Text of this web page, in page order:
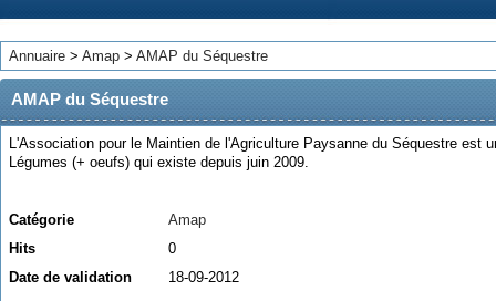
Annuaire > Amap > AMAP du Séquestre
AMAP du Séquestre
L'Association pour le Maintien de l'Agriculture Paysanne du Séquestre est
Légumes (+ oeufs) qui existe depuis juin 2009.
Catégorie
Amap
Hits
0
Date de validation
18-09-2012